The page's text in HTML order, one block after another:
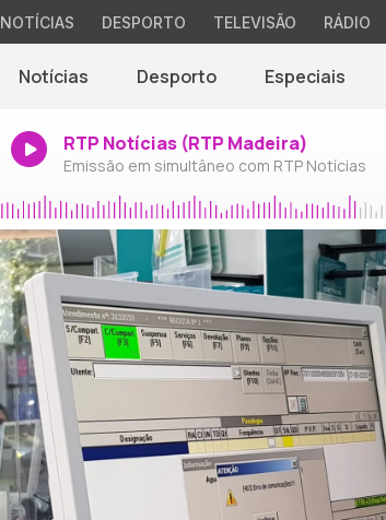
NOTÍCIAS DESPORTO TELEVISÃO RÁDIO
Notícias Desporto Especiais
RTP Notícias (RTP Madeira)
Emissão em simultâneo com RTP Notícias